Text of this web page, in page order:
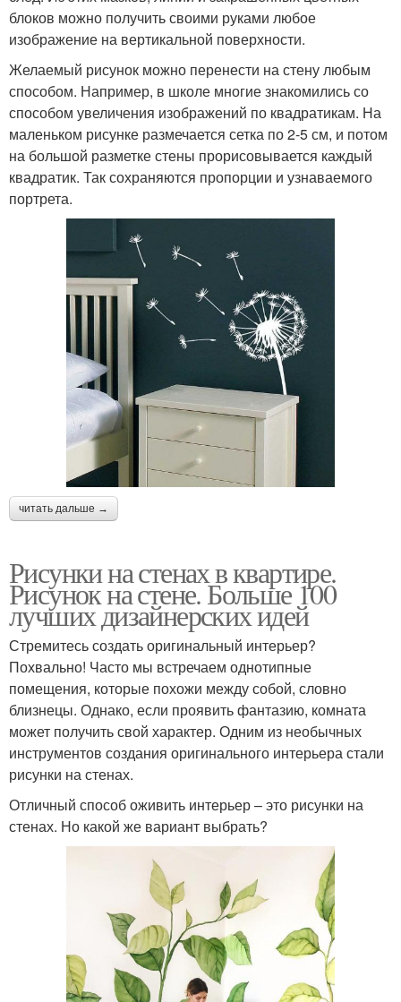
блоков можно получить своими руками любое
изображение на вертикальной поверхности.
Желаемый рисунок можно перенести на стену любым
способом. Например, в школе многие знакомились со
способом увеличения изображений по квадратикам. На
маленьком рисунке размечается сетка по 2-5 см, и потом
на большой разметке стены прорисовывается каждый
квадратик. Так сохраняются пропорции и узнаваемого
портрета.
читать дальше →
Рисунки на стенах в квартире.
Рисунок на стене. Больше 100
лучших дизайнерских идей
Стремитесь создать оригинальный интерьер?
Похвально! Часто мы встречаем однотипные
помещения, которые похожи между собой, словно
близнецы. Однако, если проявить фантазию, комната
может получить свой характер. Одним из необычных
инструментов создания оригинального интерьера стали
рисунки на стенах.
Отличный способ оживить интерьер – это рисунки на
стенах. Но какой же вариант выбрать?